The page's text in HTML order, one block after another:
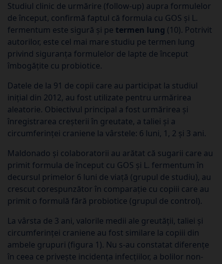
Studiul clinic de urmărire (follow-up) aupra formulelor
de început, confirmă faptul că formula cu GOS și L.
fermentum este sigură și pe termen lung (10). Potrivit
autorilor, este cel mai mare studiu pe termen lung
privind siguranța formulelor de lapte de început
îmbogățite cu probiotice.
Datele de la 91 de copii care au participat la studiul
inițial din 2012, au fost utilizate pentru urmărirea
aleatorie. Obiectivul principal a fost urmărirea și
înregistrarea creșterii în greutate, a taliei și a
circumferinței craniene la vârstele: 6 luni, 1, 2 și 3 ani.
Maldonado și colaboratorii au arătat că sugarii care au
primit formula de început cu GOS și L. fermentum în
decursul primelor 6 luni de viață (grupul de studiu), au
crescut corespunzător în comparație cu copiii care au
primit o formulă fără probiotice (grupul de control).
La vârsta de 3 ani, valorile medii ale greutății, taliei și
circumferinței craniene au fost similare la copiii din
ambele grupuri (figura 1). Nu s-au constatat diferențe
în ceea ce privește incidența infecțiilor, a bolilor non-